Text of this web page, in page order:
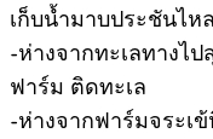
เก็บน้ำมาบประชันไห
-ห่างจากทะเลทางไ
ฟาร์ม ติดทะเล
-ห่างจากฟาร์มจระเ